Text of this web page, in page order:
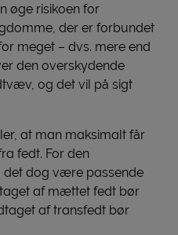
øge risikoen for
der er forbundet
meget – dvs. mere end
den overskydende
og det vil på sigt
at man maksimalt får
fedt. For den
det dog være passende
af mættet fedt bør
af transfedt bør